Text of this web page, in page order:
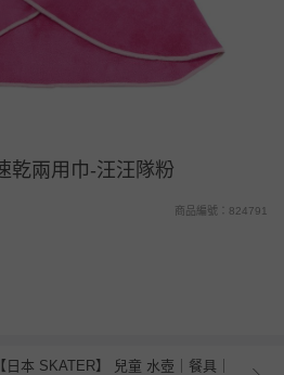
乾兩用巾-汪汪隊粉
商品編號：824791
本 SKATER】 兒童 水壺｜餐具｜